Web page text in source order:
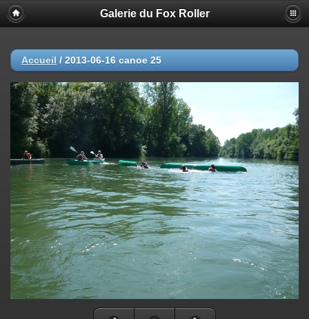
Galerie du Fox Roller
Accueil / 2013-06-16 canoe 25